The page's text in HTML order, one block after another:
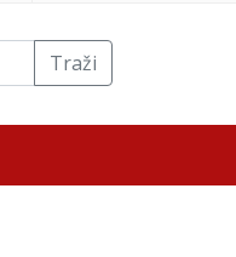
Traži